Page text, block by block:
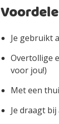
Je gebruikt
Overtollige
voor jou!)
Met een
Je draagt